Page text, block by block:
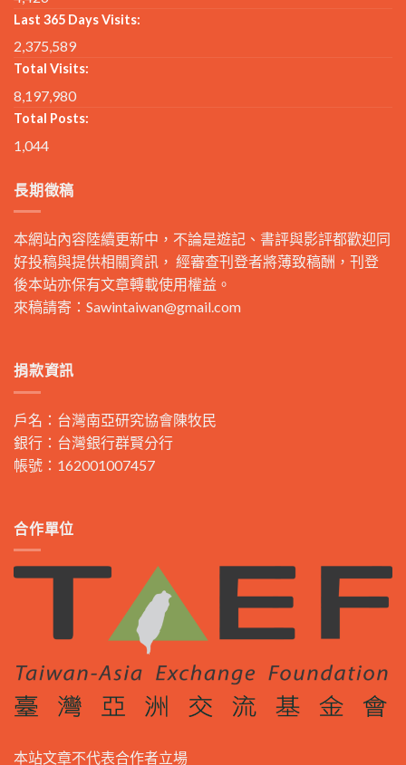
Last 365 Days Visits:
2,375,589
Total Visits:
8,197,980
Total Posts:
1,044
長期徵稿
本網站內容陸續更新中，不論是遊記、書評與影評都歡迎同
好投稿與提供相關資訊， 經審查刊登者將薄致稿酬，刊登
後本站亦保有文章轉載使用權益。
來稿請寄： Sawintaiwan@gmail.com
捐款資訊
戶名：台灣南亞研究協會陳牧民
銀行：台灣銀行群賢分行
帳號：162001007457
合作單位
本站文章不代表合作者立場